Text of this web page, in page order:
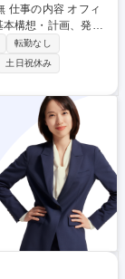
構想・計画、発注
、お客様に寄り添
！ 【詳細】
什器メーカー、当
指します。 【実績
ホールディング
ネット 等多数 募
援/在宅可/フレッ
転勤なし
土日祝休み